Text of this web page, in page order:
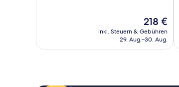
Der
Preis
beträgt
218 €
inkl. Steuern & Gebühren
29. Aug.–30. Aug.